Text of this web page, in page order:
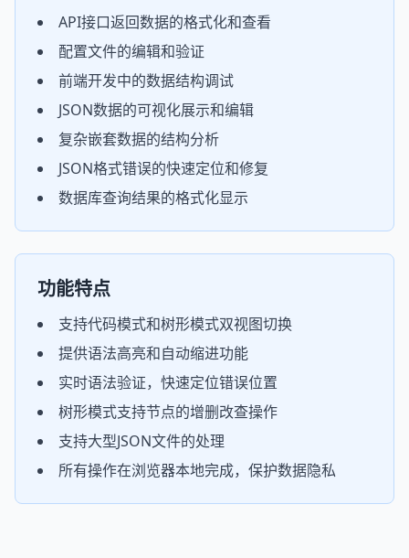
API接口返回数据的格式化和查看
配置文件的编辑和验证
前端开发中的数据结构调试
JSON数据的可视化展示和编辑
复杂嵌套数据的结构分析
JSON格式错误的快速定位和修复
数据库查询结果的格式化显示
功能特点
支持代码模式和树形模式双视图切换
提供语法高亮和自动缩进功能
实时语法验证，快速定位错误位置
树形模式支持节点的增删改查操作
支持大型JSON文件的处理
所有操作在浏览器本地完成，保护数据隐私